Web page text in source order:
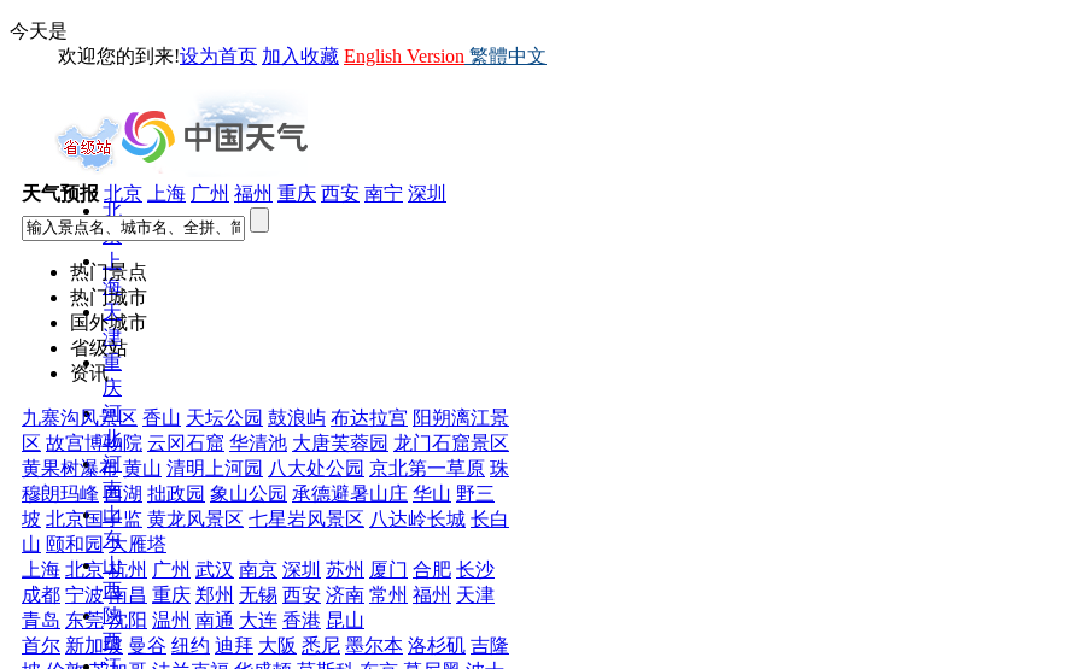
今天是
欢迎您的到来!设为首页 加入收藏 English Version 繁體中文
北
京
上
海
天
津
重
庆
河
北
河
南
山
东
山
西
陕
西
天气预报 北京 上海 广州 福州 重庆 西安 南宁 深圳
热门景点
热门城市
国外城市
省级站
资讯
九寨沟风景区 香山 天坛公园 鼓浪屿 布达拉宫 阳朔漓江景
区 故宫博物院 云冈石窟 华清池 大唐芙蓉园 龙门石窟景区
黄果树瀑布 黄山 清明上河园 八大处公园 京北第一草原 珠
穆朗玛峰 西湖 拙政园 象山公园 承德避暑山庄 华山 野三
坡 北京国子监 黄龙风景区 七星岩风景区 八达岭长城 长白
山 颐和园 大雁塔
上海 北京 杭州 广州 武汉 南京 深圳 苏州 厦门 合肥 长沙
成都 宁波 南昌 重庆 郑州 无锡 西安 济南 常州 福州 天津
青岛 东莞 沈阳 温州 南通 大连 香港 昆山
首尔 新加坡 曼谷 纽约 迪拜 大阪 悉尼 墨尔本 洛杉矶 吉隆